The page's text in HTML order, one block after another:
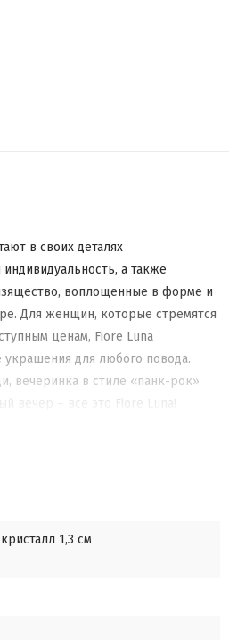
в своих деталях
а также
воплощенные в форме и
Для женщин, которые стремятся
ценам, Fiore Lunа
украшения для любого повода.
вечеринка в стиле «панк-рок»
вечер – все это Fiore Lunа!
тенденции, но и
1,3 см